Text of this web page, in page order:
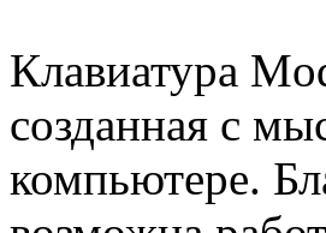
Клавиатура
созданная с
компьютере.